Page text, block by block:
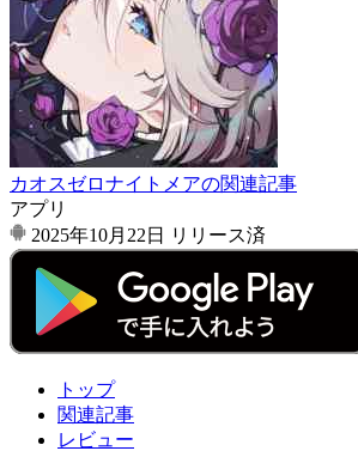
カオスゼロナイトメアの関連記事
アプリ
2025年10月22日
リリース済
トップ
関連記事
レビュー